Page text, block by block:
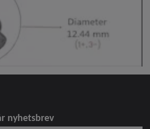
nyhetsbrev